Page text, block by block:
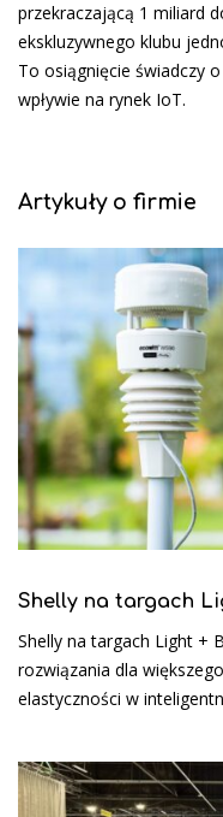
przekraczającą 1 miliard
ekskluzywnego klubu
To osiągnięcie świadczy
wpływie na rynek IoT.
Artykuły o firmie
Shelly na targach
Shelly na targach Light +
rozwiązania dla
elastyczności w